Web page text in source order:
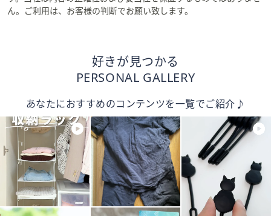
ん。ご利用は、お客様の判断でお願い致します。
好きが見つかる
PERSONAL GALLERY
あなたにおすすめのコンテンツを一覧でご紹介♪